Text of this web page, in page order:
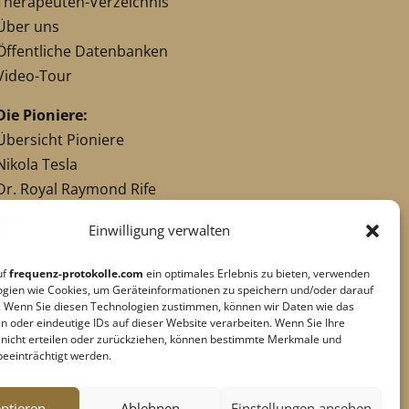
Einwilligung verwalten
frequenz-protokolle.com ein optimales Erlebnis zu bieten, verwenden
wie Cookies, um Geräteinformationen zu speichern und/oder darauf
Sie diesen Technologien zustimmen, können wir Daten wie das
oder eindeutige IDs auf dieser Website verarbeiten. Wenn Sie Ihre
erteilen oder zurückziehen, können bestimmte Merkmale und
werden.
uns
Datenbanken
Tour
Pioniere:
Pioniere
Tesla
Royal Raymond Rife
Robert C. Beck
Pioniere
|Datenschutz
Barrierefreiheit